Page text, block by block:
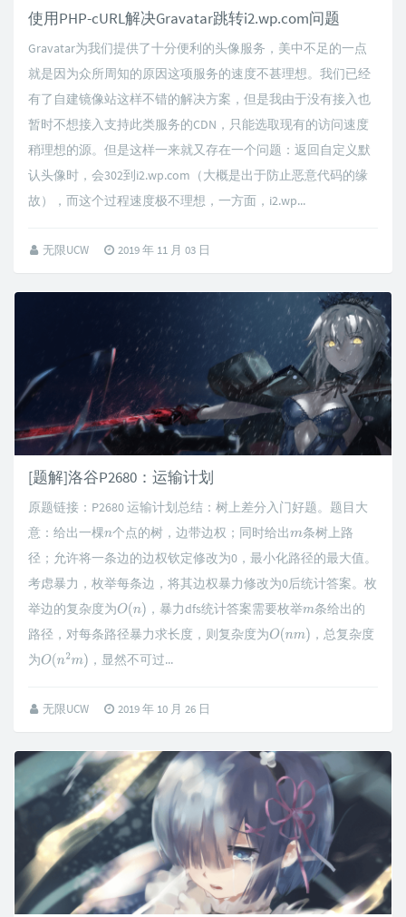
使用PHP-cURL解决Gravatar跳转i2.wp.com问题
Gravatar为我们提供了十分便利的头像服务，美中不足的一点
就是因为众所周知的原因这项服务的速度不甚理想。我们已经
有了自建镜像站这样不错的解决方案，但是我由于没有接入也
暂时不想接入支持此类服务的CDN，只能选取现有的访问速度
稍理想的源。但是这样一来就又存在一个问题：返回自定义默
认头像时，会302到i2.wp.com（大概是出于防止恶意代码的缘
故），而这个过程速度极不理想，一方面，i2.wp...
无限UCW 2019 年 11 月 03 日
[题解]洛谷P2680：运输计划
原题链接：P2680 运输计划总结：树上差分入门好题。题目大
意：给出一棵n个点的树，边带边权；同时给出m条树上路
径；允许将一条边的边权钦定修改为0，最小化路径的最大值。
考虑暴力，枚举每条边，将其边权暴力修改为0后统计答案。枚
举边的复杂度为O(n) ，暴力dfs统计答案需要枚举m条给出的
路径，对每条路径暴力求长度，则复杂度为O(nm)
，总复杂度
为O(n2m) ，显然不可过...
无限UCW 2019 年 10 月 26 日